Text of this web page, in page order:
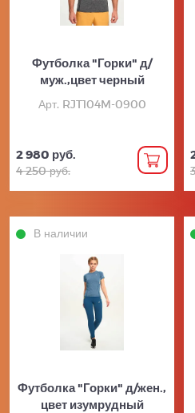
Футболка "Горки" д/
муж.,цвет черный
Арт. RJT104M-0900
2 980 руб.
4 250 руб.
В наличии
Футболка "Горки" д/жен.,
цвет изумрудный